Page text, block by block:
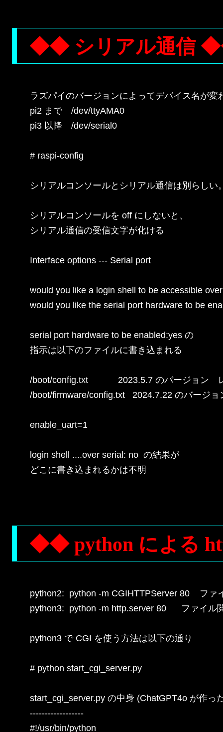
◆◆ シリアル通信
ラズパイのバージョンによってデバイス名が変
pi2 まで　/dev/ttyAMA0
pi3 以降　/dev/serial0
# raspi-config
シリアルコンソールとシリアル通信は別らしい
シリアルコンソールを off にしないと、
シリアル通信の受信文字が化ける
Interface options --- Serial port
would you like a login shell to be accessible
would you like the serial port hardware to be
serial port hardware to be enabled:yes の
指示は以下のファイルに書き込まれる
/boot/config.txt            2023.5.7 のバージョン　
/boot/firmware/config.txt   2024.7.22 のバージョ
enable_uart=1
login shell ....over serial: no  の結果が
どこに書き込まれるかは不明
◆◆ python による
python2:  python -m CGIHTTPServer 80    ファ
python3:  python -m http.server 80      ファイル
python3 で CGI を使う方法は以下の通り
# python start_cgi_server.py
start_cgi_server.py の中身 (ChatGPT4o が作っ
------------------
#!/usr/bin/python